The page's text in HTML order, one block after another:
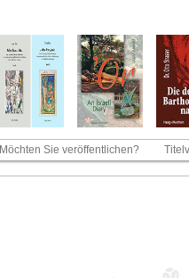
Möchten Sie veröffentlichen?